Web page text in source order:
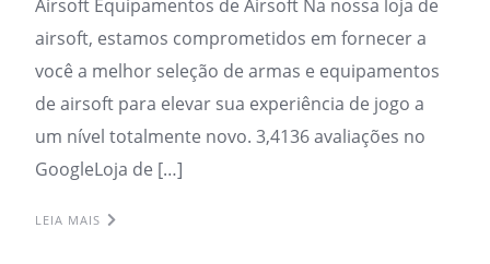
Airsoft Equipamentos de Airsoft Na nossa loja de
airsoft, estamos comprometidos em fornecer a
você a melhor seleção de armas e equipamentos
de airsoft para elevar sua experiência de jogo a
um nível totalmente novo. 3,4136 avaliações no
GoogleLoja de […]
LEIA MAIS